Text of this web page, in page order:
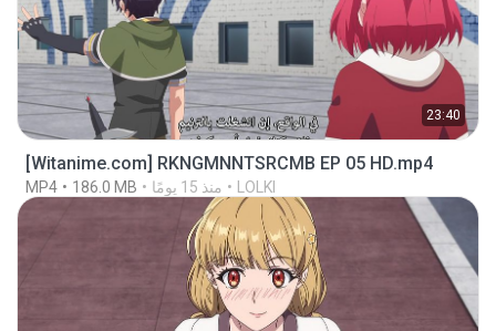
23:40
[Witanime.com] RKNGMNNTSRCMB EP 05 HD.mp4
MP4 186.0 MB منذ 15 يومًا LOLKI